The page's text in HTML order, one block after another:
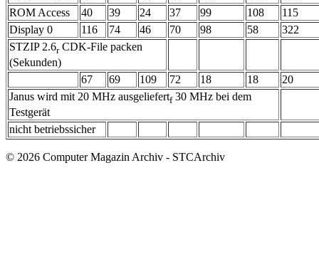
ROM Access
40 39 24 37 99 108
115
Display 0
116 74 46 70 98 58
322
STZIP 2.6rCDK-File packen
(Sekunden)
67
69 109 72 18 18
20
Janus wird mit 20 MHz ausgeliefertf30 MHz bei dem
Testgerät
nicht betriebssicher
© 2026 Computer Magazin Archiv - STCArchiv